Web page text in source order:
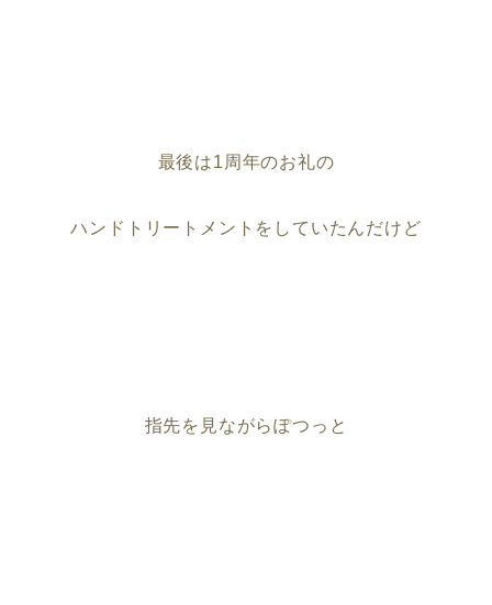
最後は1周年のお礼の
ハンドトリートメントをしていたんだけど
指先を見ながらぽつっと